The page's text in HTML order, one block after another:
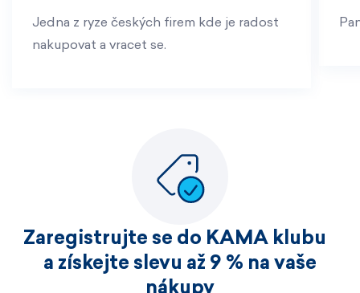
Jedna z ryze českých firem kde je radost
nakupovat a vracet se.
Zaregistrujte se do KAMA klubu
a získejte slevu až 9 % na vaše
nákupy